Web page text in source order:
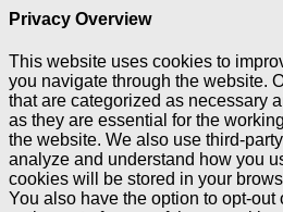
Privacy Overview
This website uses cookies to
you navigate through the website.
that are categorized as necessary
as they are essential for the
the website. We also use third-
analyze and understand how you
cookies will be stored in your
You also have the option to opt-out